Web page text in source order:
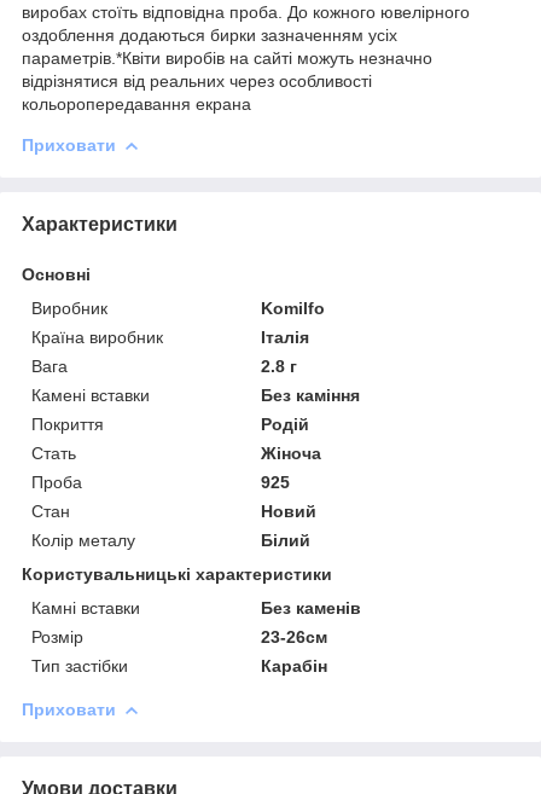
виробах стоїть відповідна проба. До кожного ювелірного
оздоблення додаються бирки зазначенням усіх
параметрів.*Квіти виробів на сайті можуть незначно
відрізнятися від реальних через особливості
кольоропередавання екрана
Приховати
Характеристики
Основні
Виробник
Komilfo
Країна виробник
Італія
Вага
2.8 г
Камені вставки
Без каміння
Покриття
Родій
Стать
Жіноча
Проба
925
Стан
Новий
Колір металу
Білий
Користувальницькі характеристики
Камні вставки
Без каменів
Розмір
23-26см
Тип застібки
Карабін
Приховати
Умови доставки